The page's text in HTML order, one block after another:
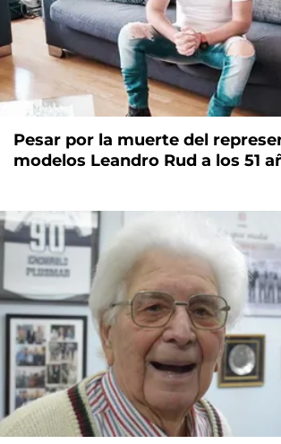
Pesar por la muerte del
modelos Leandro Rud a los 51